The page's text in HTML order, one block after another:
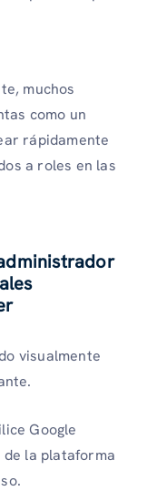
muchos
como un
rápidamente
a roles en las
visualmente
Google
la plataforma